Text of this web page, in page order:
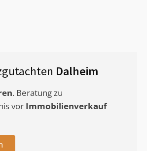
Dalheim
. Beratung zu
vor Immobilienverkauf